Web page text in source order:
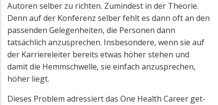
Autoren selber zu richten. Zumindest in der Theorie.
Denn auf der Konferenz selber fehlt es dann oft an den
passenden Gelegenheiten, die Personen dann
tatsächlich anzusprechen. Insbesondere, wenn sie auf
der Karriereleiter bereits etwas höher stehen und
damit die Hemmschwelle, sie einfach anzusprechen,
höher liegt.
Dieses Problem adressiert das One Health Career get-